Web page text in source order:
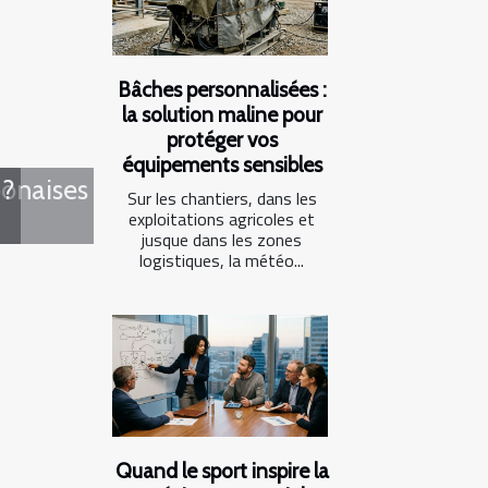
Bâches personnalisées :
la solution maline pour
protéger vos
équipements sensibles
Sur les chantiers, dans les
exploitations agricoles et
jusque dans les zones
logistiques, la météo...
Quand le sport inspire la